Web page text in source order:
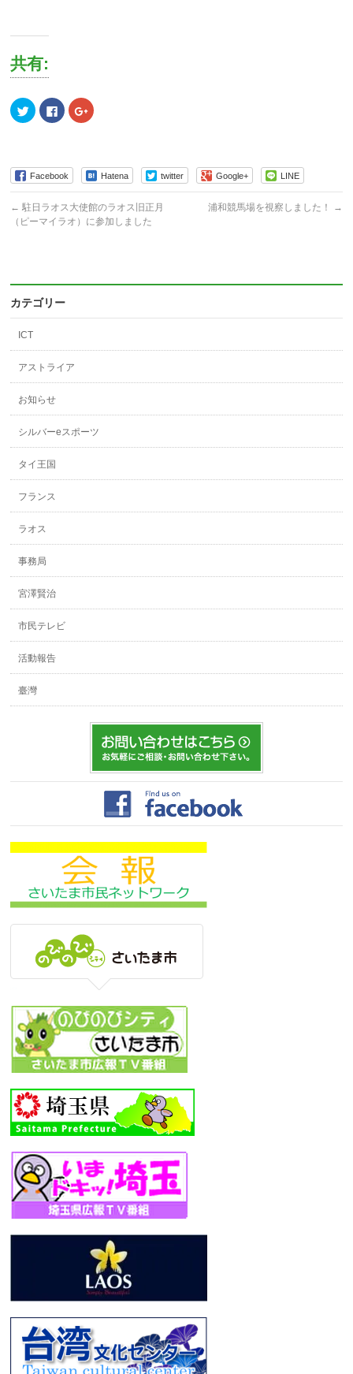
共有:
ク
リ
Twitter
で
共
有
(新
し
い
開
き
ま
す)
Facebook
で
に
は
ク
リ
ッ
ク
し
し
ウ
ィ
で
開
き
ま
ク
リ
Google+
で
共
有
(新
し
い
ウ
開
す)
Facebook Hatena twitter Google+ LINE
← 駐日ラオス大使館のラオス旧正月
（ピーマイラオ）に参加しました
浦和競馬場を視察しました！ →
カテゴリー
ICT
アストライア
お知らせ
シルバーeスポーツ
タイ王国
フランス
ラオス
事務局
宮澤賢治
市民テレビ
活動報告
臺灣